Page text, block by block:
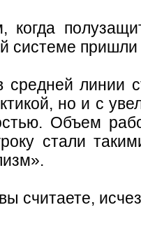
системе
линии
но и с
Объем
стали
считаете,